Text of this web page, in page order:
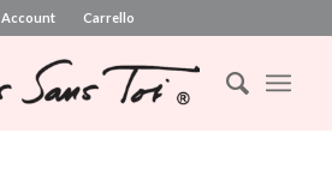
Account Carrello